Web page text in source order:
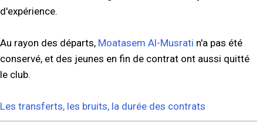
d'expérience.
Au rayon des départs, Moatasem Al-Musrati n'a pas été
conservé, et des jeunes en fin de contrat ont aussi quitté
le club.
Les transferts, les bruits, la durée des contrats